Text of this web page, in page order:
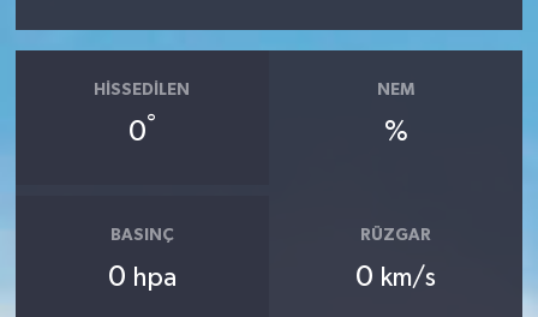
HISSEDILEN
0°
NEM
%
BASINÇ
0 hpa
RÜZGAR
0 km/s
MAGAZİN
MANŞET